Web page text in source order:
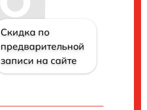
Скидка по
предварительной
записи на сайте